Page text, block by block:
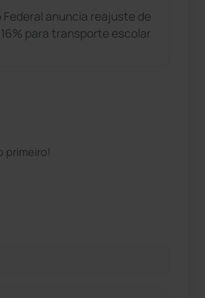
Federal anuncia reajuste de
16% para transporte escolar
primeiro!